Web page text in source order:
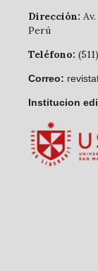
Dirección:
Perú
Teléfono:
Correo:
Institucion